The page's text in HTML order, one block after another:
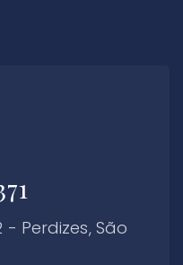
- Perdizes, São